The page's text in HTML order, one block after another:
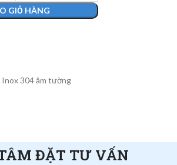
GIỎ HÀNG
Inox 304 âm tường
ĐẶT TƯ VẤN